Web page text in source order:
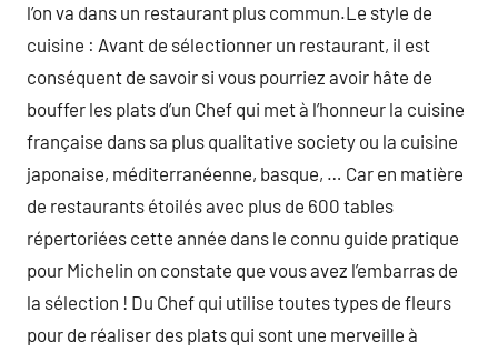
l’on va dans un restaurant plus commun.Le style de
cuisine : Avant de sélectionner un restaurant, il est
conséquent de savoir si vous pourriez avoir hâte de
bouffer les plats d’un Chef qui met à l’honneur la cuisine
française dans sa plus qualitative society ou la cuisine
japonaise, méditerranéenne, basque, … Car en matière
de restaurants étoilés avec plus de 600 tables
répertoriées cette année dans le connu guide pratique
pour Michelin on constate que vous avez l’embarras de
la sélection ! Du Chef qui utilise toutes types de fleurs
pour de réaliser des plats qui sont une merveille à